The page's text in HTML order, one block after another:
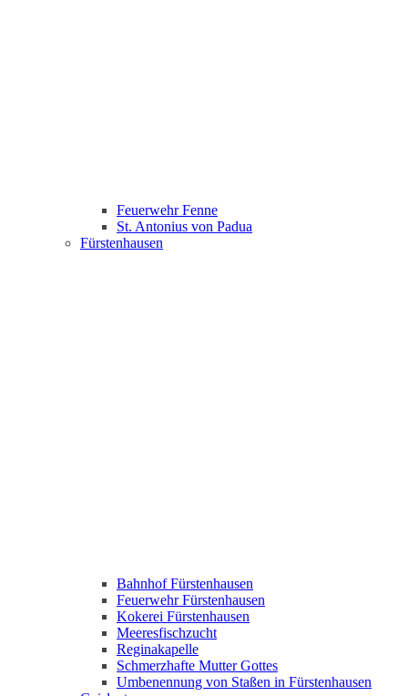
Feuerwehr Fenne
St. Antonius von Padua
Fürstenhausen
Bahnhof Fürstenhausen
Feuerwehr Fürstenhausen
Kokerei Fürstenhausen
Meeresfischzucht
Reginakapelle
Schmerzhafte Mutter Gottes
Umbenennung von Staßen in Fürstenhausen